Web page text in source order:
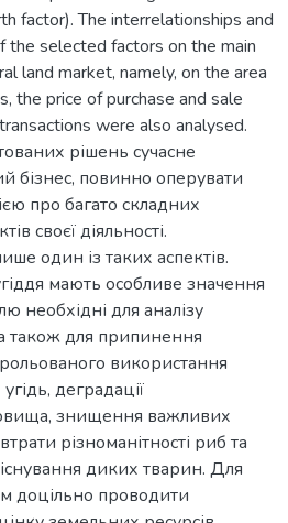
factor). The interrelationships and
the selected factors on the main
land market, namely, on the area
the price of purchase and sale
were also analysed.
рішень сучасне
бізнес, повинно оперувати
про багато складних
своєї діяльності.
один із таких аспектів.
мають особливе значення
необхідні для аналізу
також для припинення
використання
деградації
знищення важливих
різноманітності риб та
диких тварин. Для
доцільно проводити